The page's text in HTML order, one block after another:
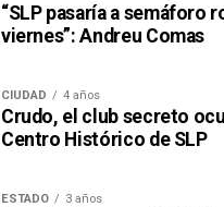
“SLP pasaría a semáforo
viernes”: Andreu Comas
CIUDAD 4 años
Crudo, el club secreto
Centro Histórico de SLP
ESTADO 3 años